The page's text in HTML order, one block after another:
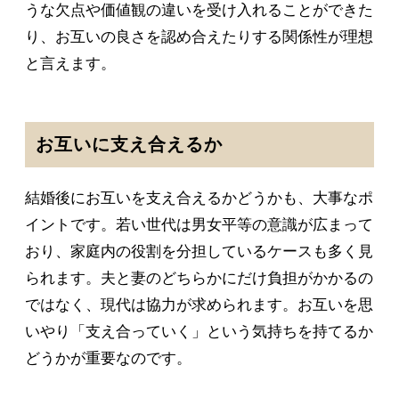
うな欠点や価値観の違いを受け入れることができた
り、お互いの良さを認め合えたりする関係性が理想
と言えます。
お互いに支え合えるか
結婚後にお互いを支え合えるかどうかも、大事なポ
イントです。若い世代は男女平等の意識が広まって
おり、家庭内の役割を分担しているケースも多く見
られます。夫と妻のどちらかにだけ負担がかかるの
ではなく、現代は協力が求められます。お互いを思
いやり「支え合っていく」という気持ちを持てるか
どうかが重要なのです。